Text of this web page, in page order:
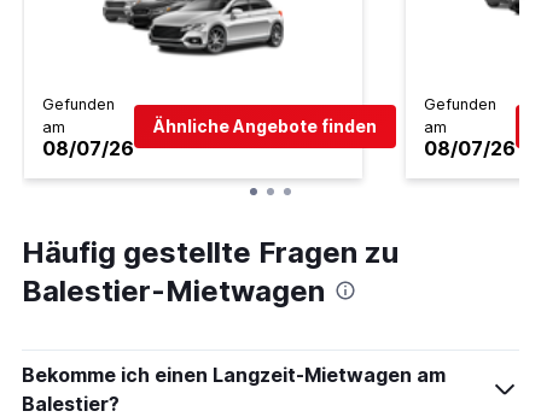
Gefunden
am
08/07/26
Ähnliche Angebote finden
Gefunden
am
08/07/26
Häufig gestellte Fragen zu
Balestier-Mietwagen
Bekomme ich einen Langzeit-Mietwagen am
Balestier?